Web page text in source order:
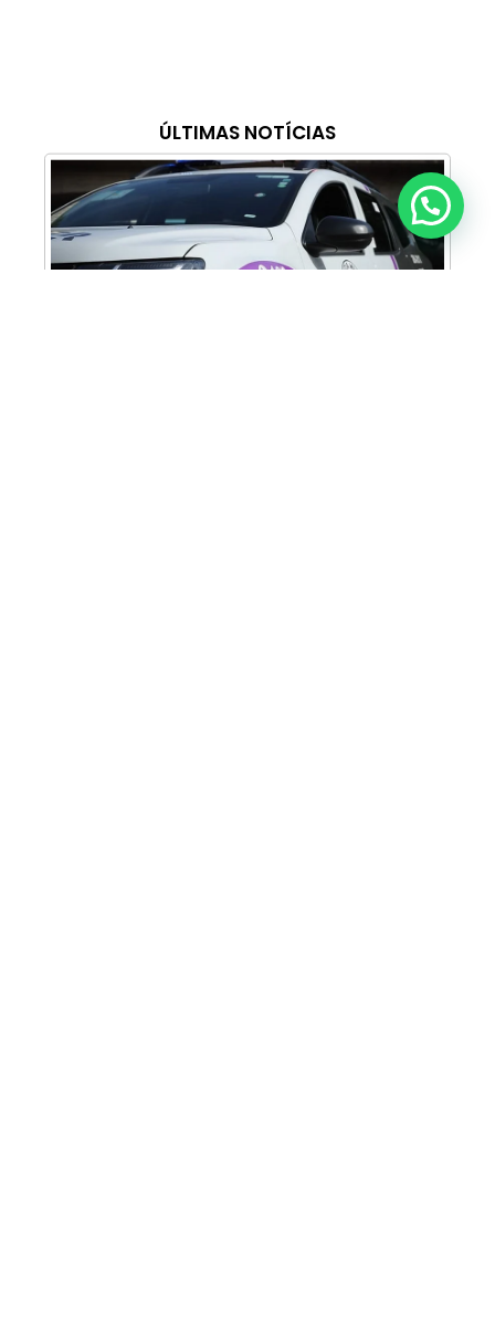
ÚLTIMAS NOTÍCIAS
Anunciar ou recomendar matéria